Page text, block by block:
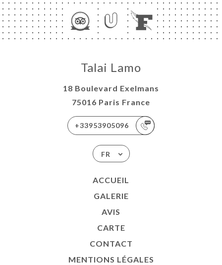
Talai Lamo
18 Boulevard Exelmans
75016 Paris France
+33953905096
FR
ACCUEIL
GALERIE
AVIS
CARTE
CONTACT
MENTIONS LÉGALES